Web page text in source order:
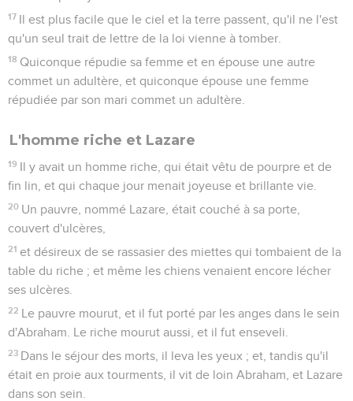
17 Il est plus facile que le ciel et la terre passent, qu'il ne l'est
qu'un seul trait de lettre de la loi vienne à tomber.
18 Quiconque répudie sa femme et en épouse une autre
commet un adultère, et quiconque épouse une femme
répudiée par son mari commet un adultère.
L'homme riche et Lazare
19 Il y avait un homme riche, qui était vêtu de pourpre et de
fin lin, et qui chaque jour menait joyeuse et brillante vie.
20 Un pauvre, nommé Lazare, était couché à sa porte,
couvert d'ulcères,
21 et désireux de se rassasier des miettes qui tombaient de la
table du riche ; et même les chiens venaient encore lécher
ses ulcères.
22 Le pauvre mourut, et il fut porté par les anges dans le sein
d'Abraham. Le riche mourut aussi, et il fut enseveli.
23 Dans le séjour des morts, il leva les yeux ; et, tandis qu'il
était en proie aux tourments, il vit de loin Abraham, et Lazare
dans son sein.